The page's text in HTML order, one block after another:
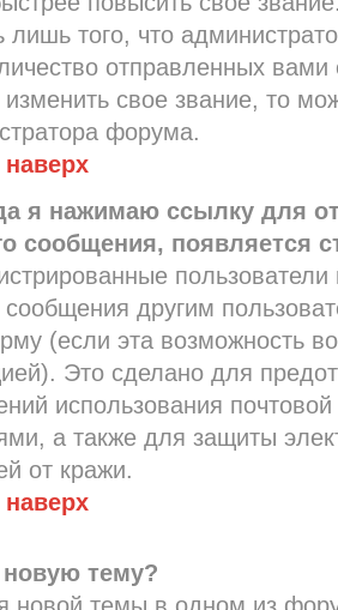
лишь того, что
отправленных
изменить свое звание, то
форума.
я нажимаю ссылку для
сообщения, появляется
пользователи
другим
(если эта возможность
Это сделано для
использования
а также для защиты
от кражи.
новую тему?